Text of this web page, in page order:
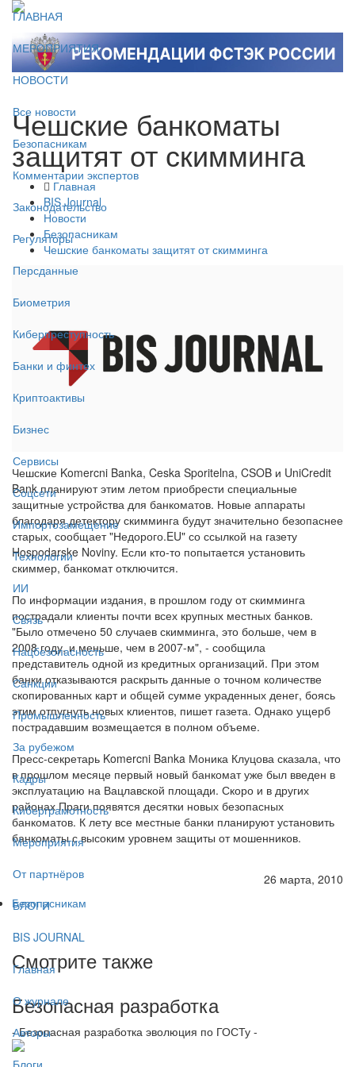
ГЛАВНАЯ
МЕРОПРИЯТИЯ
НОВОСТИ
Все новости
Безопасникам
Комментарии экспертов
Законодательство
Регуляторы
Персданные
Биометрия
Киберпреступность
Банки и финтех
Криптоактивы
Бизнес
Сервисы
Соцсети
Импортозамещение
Технологии
ИИ
Связь
Нацбезопасность
Санкции
Промышленность
За рубежом
Кадры
Киберграмотность
Мероприятия
От партнёров
БЛОГИ
BIS JOURNAL
Главная
О журнале
Авторы
Блоги
Чешские банкоматы
защитят от скимминга
Главная
BIS Journal
Новости
Безопасникам
Чешские банкоматы защитят от скимминга
Чешские Komercni Banka, Ceska Sporitelna, CSOB и UniCredit
Bank планируют этим летом приобрести специальные
защитные устройства для банкоматов. Новые аппараты
благодаря детектору скимминга будут значительно безопаснее
старых, сообщает "Недорого.EU" со ссылкой на газету
Hospodarske Noviny. Если кто-то попытается установить
скиммер, банкомат отключится.
По информации издания, в прошлом году от скимминга
пострадали клиенты почти всех крупных местных банков.
"Было отмечено 50 случаев скимминга, это больше, чем в
2008 году, и меньше, чем в 2007-м", - сообщила
представитель одной из кредитных организаций. При этом
банки отказываются раскрыть данные о точном количестве
скопированных карт и общей сумме украденных денег, боясь
этим отпугнуть новых клиентов, пишет газета. Однако ущерб
пострадавшим возмещается в полном объеме.
Пресс-секретарь Komercni Banka Моника Клуцова сказала, что
в прошлом месяце первый новый банкомат уже был введен в
эксплуатацию на Вацлавской площади. Скоро и в других
районах Праги появятся десятки новых безопасных
банкоматов. К лету все местные банки планируют установить
банкоматы с высоким уровнем защиты от мошенников.
26 марта, 2010
Безопасникам
Смотрите также
Безопасная разработка
- Безопасная разработка эволюция по ГОСТу -